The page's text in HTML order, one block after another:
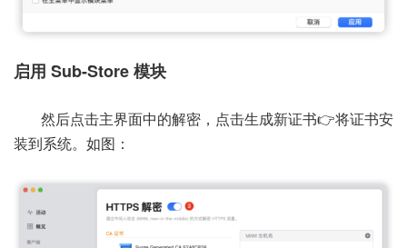
启用 Sub-Store 模块
然后点击主界面中的解密，点击生成新证书👉将证书安
装到系统。如图：